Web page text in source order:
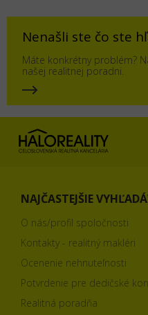
Nenašli ste čo ste
Máte konkrétny problém?
našej realitnej poradni.
NAJČASTEJŠIE
O nás/profil spoločnosti
Kontakty - realitný makléri
Ocenenie nehnuteľnosti
Potvrdenie pre dedičské
Realitná poradňa